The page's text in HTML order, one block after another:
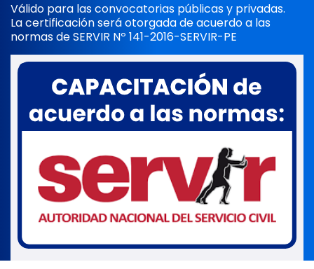
Válido para las convocatorias públicas y privadas.
La certificación será otorgada de acuerdo a las
normas de SERVIR Nº 141-2016-SERVIR-PE